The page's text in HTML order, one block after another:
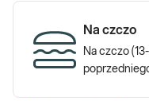
Na czczo
Na czczo